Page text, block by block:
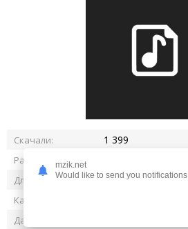
Скачали: 1 399
Размер:
Длительность: 2:05
Качество:
Дата релиза:
mzik.net
Would like to send you notifications